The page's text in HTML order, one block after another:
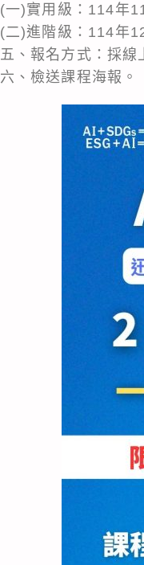
(一)實用級：114年
(二)進階級：114年
五、報名方式：採
六、檢送課程海報。